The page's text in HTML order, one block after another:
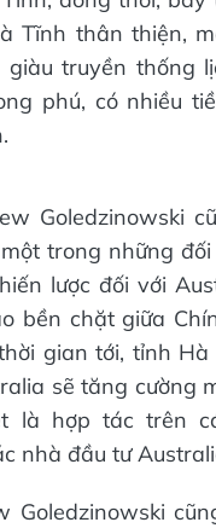
Tĩnh thân thiện,
truyền thống
phú, có nhiều
Goledzinowski
trong những
lược đối với
bền chặt giữa
gian tới, tỉnh Hà
sẽ tăng cường
là hợp tác trên
nhà đầu tư
Goledzinowski